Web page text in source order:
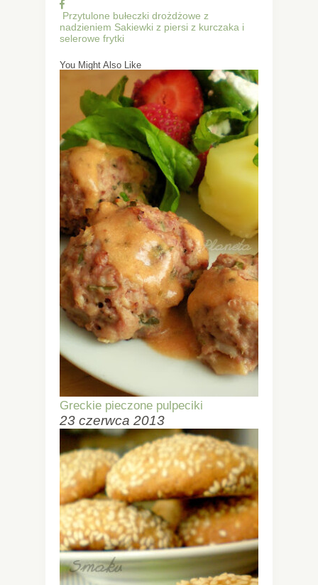
Przytulone bułeczki drożdżowe z
nadzieniem Sakiewki z piersi z kurczaka i
selerowe frytki
You Might Also Like
Greckie pieczone pulpeciki
23 czerwca 2013